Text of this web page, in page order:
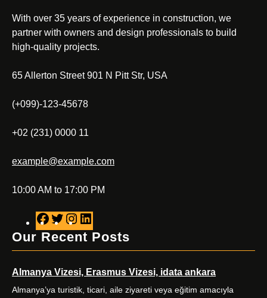
With over 35 years of experience in construction, we
partner with owners and design professionals to build
high-quality projects.
65 Allerton Street 901 N Pitt Str, USA
(+099)-123-45678
+02 (231) 0000 11
example@example.com
10:00 AM to 17:00 PM
F
a
b
o
T
w
t
e
n
a
g
i
e
d
Our Recent Posts
Almanya Vizesi, Erasmus Vizesi, idata ankara
Almanya’ya turistik, ticari, aile ziyareti veya eğitim amacıyla